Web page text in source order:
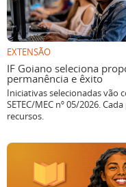
EXTENSÃO
IF Goiano seleciona
permanência e êxito
Iniciativas selecionadas vão
SETEC/MEC nº 05/2026.
recursos.